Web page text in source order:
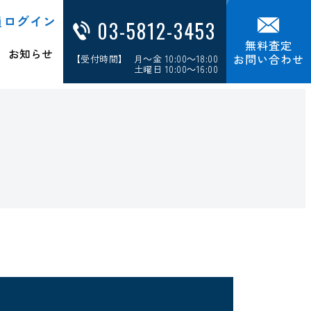
グイン
お知らせ
03-5812-3453
【受付時間】 月～金 10:00～18:00
土曜日 10:00～16:00
無料査定
お問い合わせ